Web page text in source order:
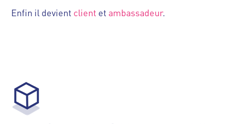
Enfin il devient client et ambassadeur.